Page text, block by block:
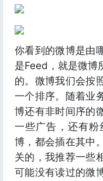
你看到的微博是由
是Feed，就是微博
的。微博我们会按
一个排序。随着业
博还有非时间序的
一些广告，还有粉
博，都会插在其中
关的，我推荐一些
可能没有读过的微